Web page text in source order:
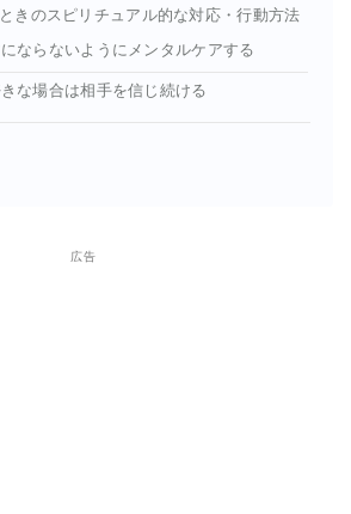
きのスピリチュアル的な対応・行動方法
ならないようにメンタルケアする
な場合は相手を信じ続ける
広告